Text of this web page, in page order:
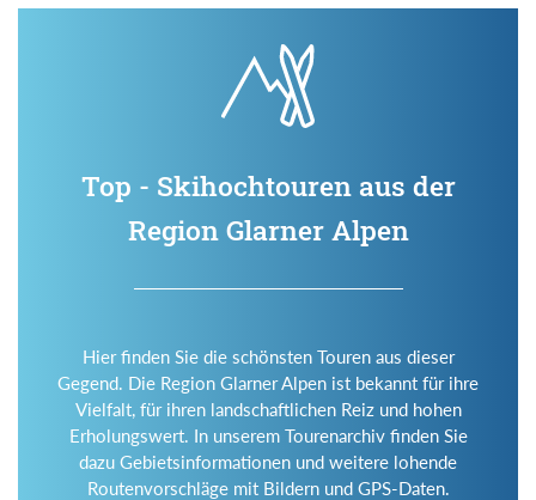
Top - Skihochtouren aus der
Region Glarner Alpen
Hier finden Sie die schönsten Touren aus dieser
Gegend. Die Region Glarner Alpen ist bekannt für ihre
Vielfalt, für ihren landschaftlichen Reiz und hohen
Erholungswert. In unserem Tourenarchiv finden Sie
dazu Gebietsinformationen und weitere lohende
Routenvorschläge mit Bildern und GPS-Daten.